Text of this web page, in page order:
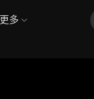
更多